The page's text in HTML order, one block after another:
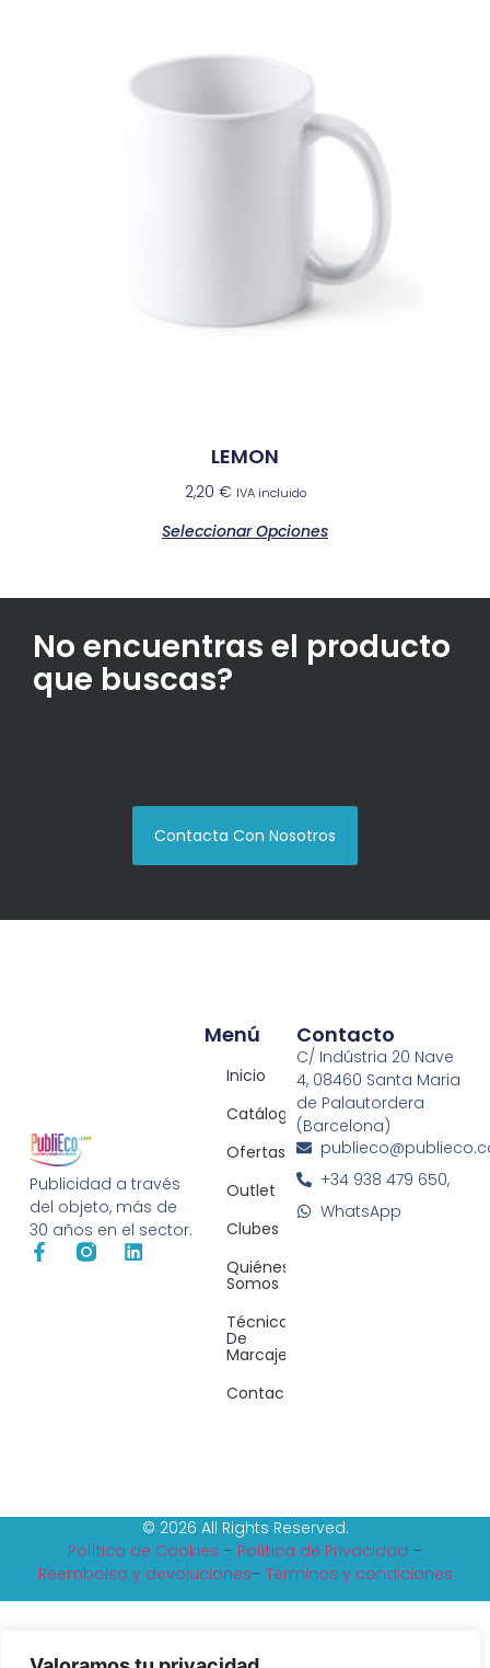
LEMON
2,20 € IVA incluido
Seleccionar Opciones
No encuentras el producto
que buscas?
Contacta Con Nosotros
Publicidad a través
del objeto, más de
30 años en el sector.
Menú
Inicio
Catálogos
Ofertas
Outlet
Clubes
Quiénes
Somos
Técnicas
De
Marcaje
Contacto
Contacto
C/ Indústria 20 Nave
4, 08460 Santa Maria
de Palautordera
(Barcelona)
+34 938 479 650,
WhatsApp
© 2026 All Rights Reserved.
Política de Cookies – Política de Privacidad –
Reembolso y devoluciones– Tèrminos y condiciones